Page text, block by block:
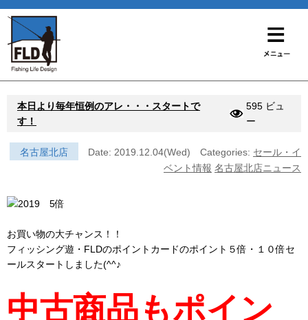
本日より毎年恒例のアレ・・・スタートで
す！
595 ビュ
ー
名古屋北店 Date: 2019.12.04(Wed) Categories: セール・イ
ベント情報 名古屋北店ニュース
お買い物の大チャンス！！
フィッシング遊・FLDのポイントカードのポイント５倍・１０倍セ
ールスタートしました(^^♪
中古商品もポイン